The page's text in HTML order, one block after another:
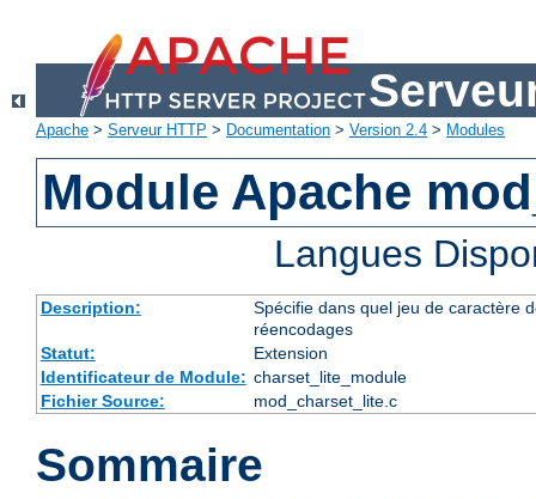
Apache > Serveur HTTP > Documentation > Version 2.4 > Modules
Module Apache
Langues
Description:
Spécifie dans quel jeu de caractère
réencodages
Statut:
Extension
Identificateur de Module: charset_lite_module
Fichier Source:
mod_charset_lite.c
Sommaire